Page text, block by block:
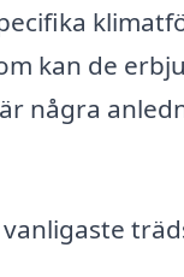
kan de
några